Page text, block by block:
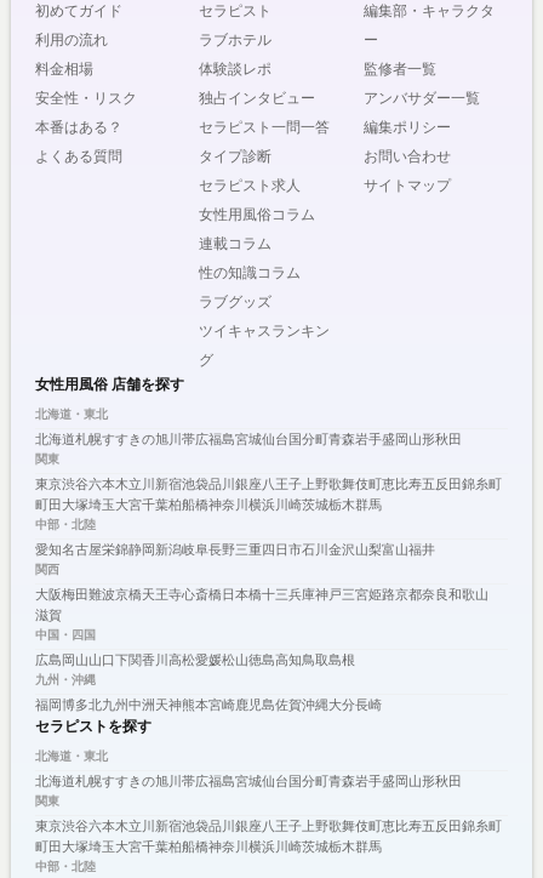
初めてガイド
利用の流れ
料金相場
安全性・リスク
本番はある？
よくある質問
セラピスト
ラブホテル
体験談レポ
独占インタビュー
セラピスト一問一答
タイプ診断
セラピスト求人
女性用風俗コラム
連載コラム
性の知識コラム
ラブグッズ
ツイキャスランキン
グ
編集部・キャラクタ
ー
監修者一覧
アンバサダー一覧
編集ポリシー
お問い合わせ
サイトマップ
女性用風俗 店舗を探す
北海道・東北
北海道札幌すすきの旭川 帯広福島宮城仙台 国分町青森岩手盛岡山形秋田
関東
東京渋谷六本木立川 新宿池袋品川 銀座八王子上野歌舞伎町恵比寿五反田錦糸町
町田大塚埼玉大宮千葉柏船橋神奈川 横浜川崎茨城栃木群馬
中部・北陸
愛知名古屋栄錦静岡新潟岐阜長野三重四日市石川 金沢山梨富山福井
関西
大阪梅田難波京橋天王寺心斎橋日本橋十三兵庫神戸三宮姫路京都奈良和歌山
滋賀
中国・四国
広島 岡山山口下関香川 高松愛媛松山徳島高知鳥取島根
九州・沖縄
福岡博多北九州中洲 天神熊本宮崎鹿児島佐賀沖縄大分長崎
セラピストを探す
北海道・東北
北海道札幌すすきの旭川 帯広福島宮城仙台 国分町青森岩手盛岡山形秋田
関東
東京渋谷六本木立川 新宿池袋品川 銀座八王子上野歌舞伎町恵比寿五反田錦糸町
町田大塚埼玉大宮千葉柏船橋神奈川 横浜川崎茨城栃木群馬
中部・北陸